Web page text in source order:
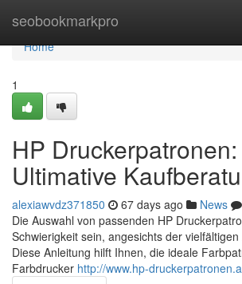
seobookmarkpro
Home
Home
1
HP
Ultimative
alexiawvdz371850 67 days ago News
Die Auswahl von passenden HP
Schwierigkeit sein, angesichts der
Diese Anleitung hilft Ihnen, die ideale
Farbdrucker http://www.hp-